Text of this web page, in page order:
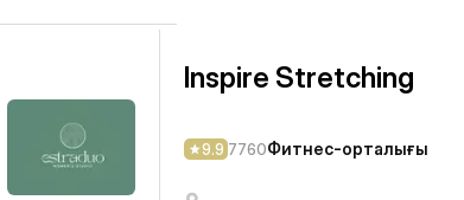
Inspire Stretching
9.9 7760Фитнес-орталығы